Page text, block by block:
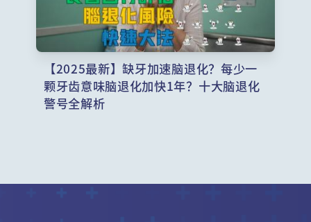
【2025最新】缺牙加速脑退化？每少一
颗牙齿意味脑退化加快1年？十大脑退化
警号全解析